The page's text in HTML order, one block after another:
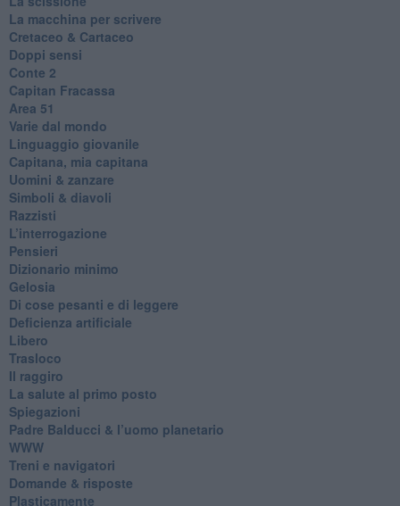
La macchina per scrivere
Cretaceo & Cartaceo
Doppi sensi
​Conte 2
​Capitan Fracassa
​Area 51
Varie dal mondo
​Linguaggio giovanile
​Capitana, mia capitana
Uomini & zanzare
​Simboli & diavoli
Razzisti
​L’interrogazione
Pensieri
​Dizionario minimo
Gelosia
Di cose pesanti e di leggere
​Deficienza artificiale
Libero
Trasloco
Il raggiro
​La salute al primo posto
Spiegazioni
Padre Balducci & l’uomo planetario
WWW
​Treni e navigatori
​Domande & risposte
​Plasticamente